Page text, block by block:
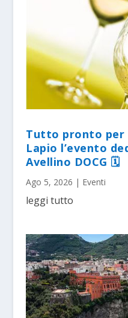
Tutto pronto per
Lapio l’evento
Avellino DOCG 🗓
Ago 5, 2026 | Eventi
leggi tutto